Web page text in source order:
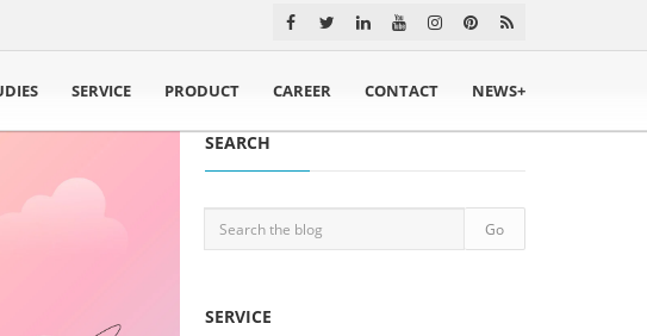
SERVICE PRODUCT CAREER CONTACT NEWS+
SEARCH
SERVICE